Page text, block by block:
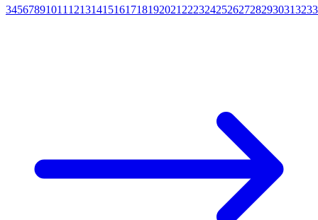
34567891011 12131415161718192021 222324252627282930313233